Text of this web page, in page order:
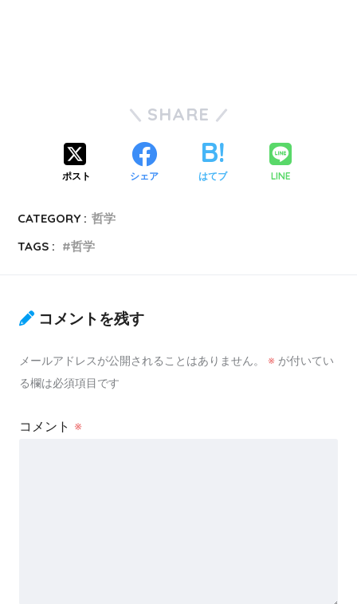
SHARE
ポスト シェア はてブ LINE
CATEGORY : 哲学
TAGS :
哲学
コメントを残す
メールアドレスが公開されることはありません。 ※ が付いてい
る欄は必須項目です
コメント ※